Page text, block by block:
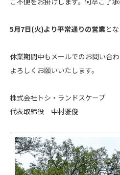
5月7日(火)より平常通りの営業とな
休業期間中もメールでのお問い合
よろしくお願いいたします。
株式会社トシ・ランドスケープ
代表取締役 中村雅俊